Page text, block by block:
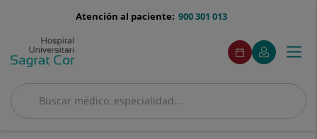
menu-
900 301 013
Atención al paciente:
Buscar
Buscar
menuAcceso
Pedir
cita
Este
enlace
se
en
Mi
Quirónsalud
Este
enlace
se
en
ventana
Menú